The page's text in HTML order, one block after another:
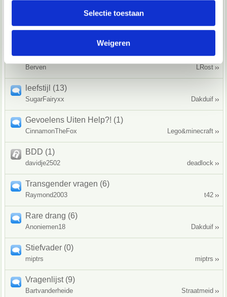
partners kunnen deze gegevens combineren met andere
informatie die je aan ze hebt verstrekt of die ze hebben
verzameld op basis van jouw gebruik van hun services.
We werken samen met
kunnen ontvangen en verwerken.
Selectie toestaan
Weigeren
Gek worden van negatieve gedachten / Hoe ga je
daarmee om? (13)
Gaat het ook goed? (3)
Berven LRost
leefstijl (13)
SugarFairyxx Dakduif
Gevoelens Uiten Help?! (1)
CinnamonTheFox Lego&minecraft
BDD (1)
davidje2502 deadlock
Transgender vragen (6)
Raymond2003 t42
Rare drang (6)
Anoniemen18 Dakduif
Stiefvader (0)
miptrs miptrs
Vragenlijst (9)
Bartvanderheide Straatmeid